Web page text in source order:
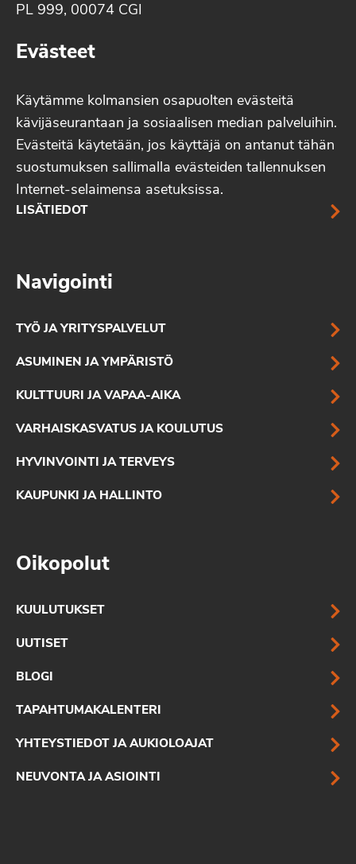
PL 999, 00074 CGI
Evästeet
Käytämme kolmansien osapuolten evästeitä
kävijäseurantaan ja sosiaalisen median palveluihin.
Evästeitä käytetään, jos käyttäjä on antanut tähän
suostumuksen sallimalla evästeiden tallennuksen
Internet-selaimensa asetuksissa.
LISÄTIEDOT
Navigointi
TYÖ JA YRITYSPALVELUT
ASUMINEN JA YMPÄRISTÖ
KULTTUURI JA VAPAA-AIKA
VARHAISKASVATUS JA KOULUTUS
HYVINVOINTI JA TERVEYS
KAUPUNKI JA HALLINTO
Oikopolut
KUULUTUKSET
UUTISET
BLOGI
TAPAHTUMAKALENTERI
YHTEYSTIEDOT JA AUKIOLOAJAT
NEUVONTA JA ASIOINTI